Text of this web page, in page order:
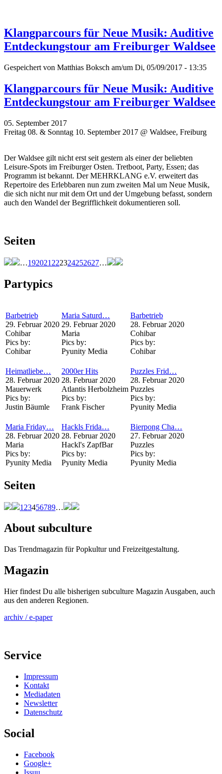
Klangparcours für Neue Musik: Auditive
Entdeckungstour am Freiburger Waldsee
Gespeichert von Matthias Boksch am/um Di, 05/09/2017 - 13:35
Klangparcours für Neue Musik: Auditive
Entdeckungstour am Freiburger Waldsee
05. September 2017
Freitag 08. & Sonntag 10. September 2017 @ Waldsee, Freiburg
Der Waldsee gilt nicht erst seit gestern als einer der beliebten
Leisure-Spots im Freiburger Osten. Tretboot, Party, Essen; das
Programm ist bekannt. Der MEHRKLANG e.V. erweitert das
Repertoire des Erlebbaren nun zum zweiten Mal um Neue Musik,
die sich nicht nur mit dem Ort und der Umgebung befasst, sondern
auch den Wandel der Begrifflichkeit dokumentieren soll.
Seiten
…192021 222324252627…
Partypics
Barbetrieb
29. Februar 2020
Cohibar
Pics by:
Cohibar
Maria Saturd…
29. Februar 2020
Maria
Pics by:
Pyunity Media
Barbetrieb
28. Februar 2020
Cohibar
Pics by:
Cohibar
Heimatliebe…
28. Februar 2020
Mauerwerk
Pics by:
Justin Bäumle
2000er Hits
28. Februar 2020
Atlantis Herbolzheim
Pics by:
Frank Fischer
Puzzles Frid…
28. Februar 2020
Puzzles
Pics by:
Pyunity Media
Maria Friday…
28. Februar 2020
Maria
Pics by:
Pyunity Media
Hackls Frida…
28. Februar 2020
Hackl's ZapfBar
Pics by:
Pyunity Media
Bierpong Cha…
27. Februar 2020
Puzzles
Pics by:
Pyunity Media
Seiten
1 23456789…
About subculture
Das Trendmagazin für Popkultur und Freizeitgestaltung.
Magazin
Hier findest Du alle bisherigen subculture Magazin Ausgaben, auch
aus den anderen Regionen.
archiv / e-paper
Service
Impressum
Kontakt
Mediadaten
Newsletter
Datenschutz
Social
Facebook
Google+
Issuu